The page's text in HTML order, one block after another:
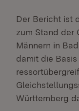
Der Bericht ist
zum Stand der
Männern in
damit die
Württemberg